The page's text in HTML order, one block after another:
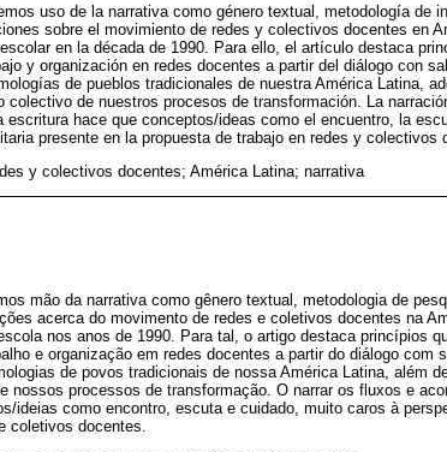
uso de la narrativa como género textual, metodología de
sobre el movimiento de redes y colectivos docentes en
en la década de 1990. Para ello, el artículo destaca
y organización en redes docentes a partir del diálogo con
de pueblos tradicionales de nuestra América Latina,
colectivo de nuestros procesos de transformación. La
escritura hace que conceptos/ideas como el encuentro, la
presente en la propuesta de trabajo en redes y colectivos
y colectivos docentes; América Latina; narrativa
mão da narrativa como gênero textual, metodologia de
acerca do movimento de redes e coletivos docentes na
nos anos de 1990. Para tal, o artigo destaca princípios
e organização em redes docentes a partir do diálogo com
de povos tradicionais de nossa América Latina, além
nossos processos de transformação. O narrar os fluxos e
ideias como encontro, escuta e cuidado, muito caros à
coletivos docentes.